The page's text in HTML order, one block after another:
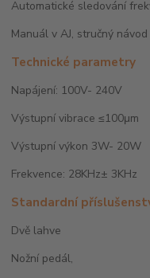
Automatické sledování
Manuál v AJ, stručný
Technické parametry
Napájení: 100V- 240V
Výstupní vibrace ≤100μm
Výstupní výkon 3W- 20W
Frekvence: 28KHz± 3KHz
Standardní
Dvě lahve
Nožní pedál,